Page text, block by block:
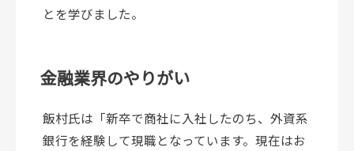
とを学びました。
金融業界のやりがい
飯村氏は「新卒で商社に入社したのち、外資系
銀行を経験して現職となっています。現在はお